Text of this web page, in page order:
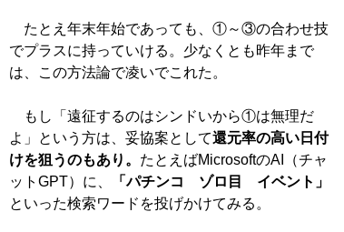
たとえ年末年始であっても、①～③の合わせ技
でプラスに持っていける。少なくとも昨年まで
は、この方法論で凌いでこれた。
もし「遠征するのはシンドいから①は無理だ
よ」という方は、妥協案として還元率の高い日付
けを狙うのもあり。 たとえばMicrosoftのAI（チャ
ットGPT）に、
「パチンコ ゾロ目 イベント」
といった検索ワードを投げかけてみる。